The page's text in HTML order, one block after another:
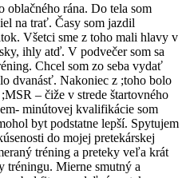
oblačného rána. Do tela som
na trať. Časy som jazdil
Všetci sme z toho mali hlavy v
ihly atď. V podvečer som sa
Chcel som zo seba vydať
dvanásť. Nakoniec z ;toho bolo
– čiže v strede štartovného
minútovej kvalifikácie som
byt podstatne lepší. Spytujem
do mojej pretekárskej
tréning a preteky veľa krát
tréningu. Mierne smutný a